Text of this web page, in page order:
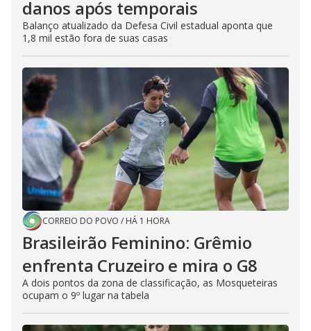
danos após temporais
Balanço atualizado da Defesa Civil estadual aponta que
1,8 mil estão fora de suas casas
CORREIO DO POVO / HÁ 1 HORA
Brasileirão Feminino: Grêmio
enfrenta Cruzeiro e mira o G8
A dois pontos da zona de classificação, as Mosqueteiras
ocupam o 9º lugar na tabela